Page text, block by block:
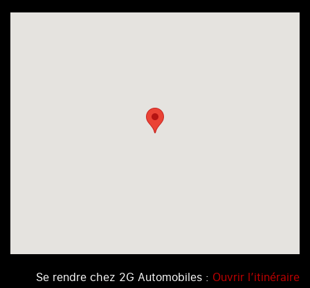
Se rendre chez 2G Automobiles : Ouvrir l’itinéraire